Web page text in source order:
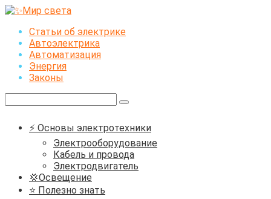
Перейти
контентуСтатьи об электрике
Автоэлектрика
Автоматизация
Энергия
Законы
⚡ Основы электротехники
Электрооборудование
Кабель и провода
Электродвигатель
💢Освещение
⭐ Полезно знать